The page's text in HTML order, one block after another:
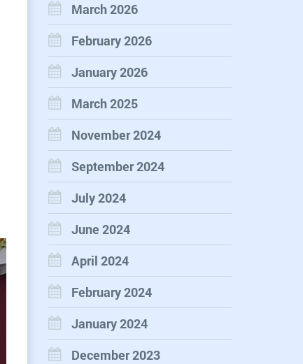
March 2026
February 2026
January 2026
March 2025
November 2024
September 2024
July 2024
June 2024
April 2024
February 2024
January 2024
December 2023